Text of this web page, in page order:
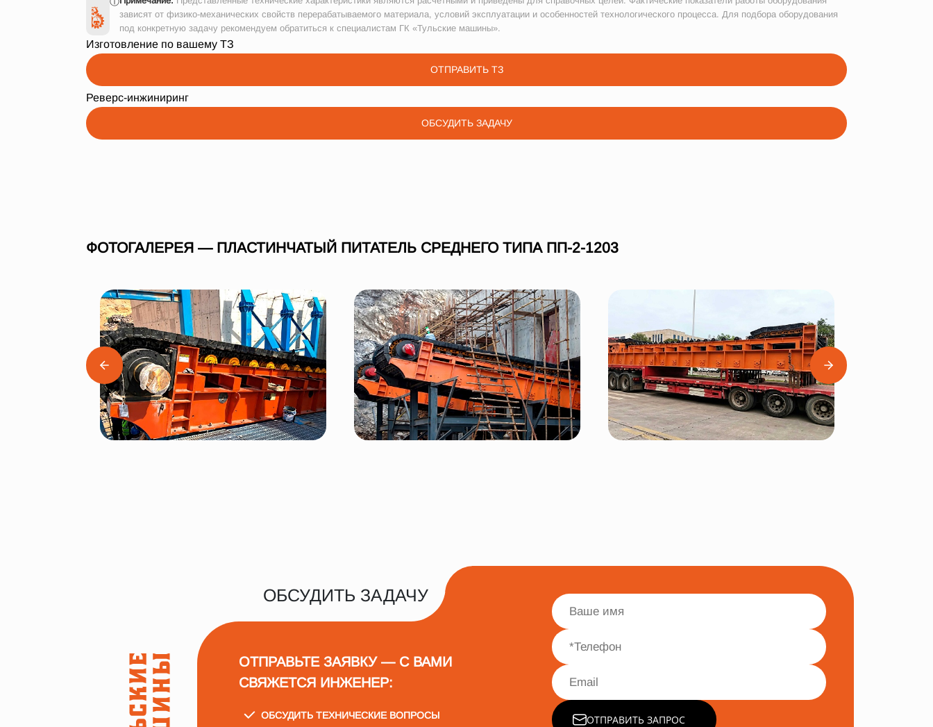
зависят от физико-механических свойств перерабатываемого материала, условий эксплуатации и особенностей технологического процесса. Для подбора оборудования
под конкретную задачу рекомендуем обратиться к специалистам ГК «Тульские машины».
Изготовление по вашему ТЗ
ОТПРАВИТЬ ТЗ
Реверс-инжиниринг
ОБСУДИТЬ ЗАДАЧУ
ФОТОГАЛЕРЕЯ — ПЛАСТИНЧАТЫЙ ПИТАТЕЛЬ СРЕДНЕГО ТИПА ПП-2-1203
ОБСУДИТЬ ЗАДАЧУ
ОТПРАВЬТЕ ЗАЯВКУ — С ВАМИ
СВЯЖЕТСЯ ИНЖЕНЕР:
ОБСУДИТЬ ТЕХНИЧЕСКИЕ ВОПРОСЫ ОТПРАВИТЬ ЗАПРОС